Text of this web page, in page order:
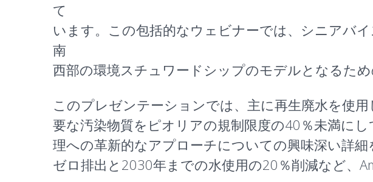
て
います。この包括的なウェビナーでは、シニアバ
南
西部の環境スチュワードシップのモデルとなるた
このプレゼンテーションでは、主に再生廃水を使
要な汚染物質をピオリアの規制限度の40％未満に
理への革新的なアプローチについての興味深い詳
ゼロ排出と2030年までの水使用の20％削減など、